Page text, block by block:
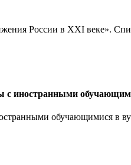
России в XXI веке».
с иностранными
обучающимися в